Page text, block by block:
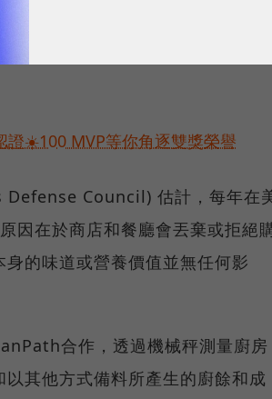
來不僅能以較低的價格購入食物，
實這類農產品只要做成餐點，食
證☀️100 MVP等你角逐雙獎榮譽
Council) 估計，每年在
因在於商店和餐廳會丟棄或拒絕
的味道或營養價值並無任何影
合作，透過機械秤測量廚房
其他方式備料所產生的廚餘和成